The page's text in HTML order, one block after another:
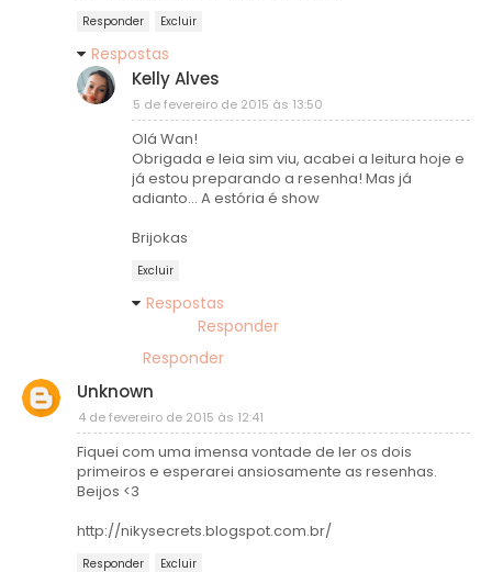
Responder Excluir
Respostas
Kelly Alves
5 de fevereiro de 2015 às 13:50
Olá Wan!
Obrigada e leia sim viu, acabei a leitura hoje e
já estou preparando a resenha! Mas já
adianto... A estória é show
Brijokas
Excluir
Respostas
Responder
Responder
Unknown
4 de fevereiro de 2015 às 12:41
Fiquei com uma imensa vontade de ler os dois
primeiros e esperarei ansiosamente as resenhas.
Beijos <3
http://nikysecrets.blogspot.com.br/
Responder Excluir